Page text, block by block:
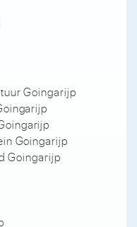
Goingarijp
Goingarijp
Goingarijp